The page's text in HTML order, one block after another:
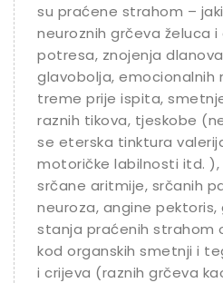
su praćene strahom –
neuroznih grčeva želuca i
potresa, znojenja
glavobolja, emocionalnih
treme prije ispita,
raznih tikova, tjeskobe
se eterska tinktura
motoričke labilnosti itd.
srčane aritmije, srčanih
neuroza, angine pektoris,
stanja praćenih strahom
kod organskih smetnji i
i crijeva (raznih grčeva